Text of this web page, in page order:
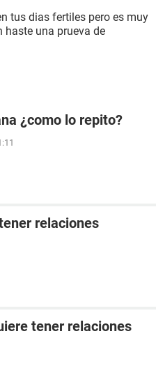
tus dias fertiles pero es muy
haste una prueva de
¿como lo repito?
relaciones
tener relaciones